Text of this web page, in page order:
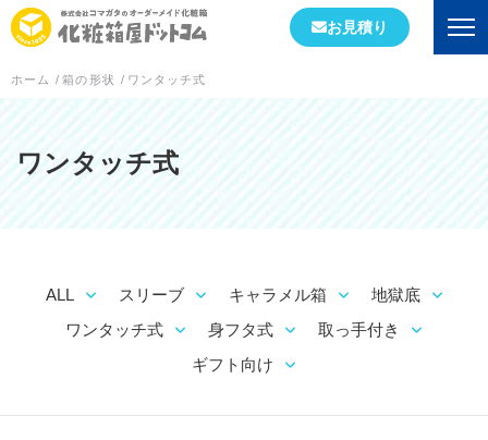
会社情報
初めての方へ
会社概要
工場案内
お見積り
ホーム / 箱の形状 / ワンタッチ式
ワンタッチ式
ALL スリーブ キャラメル箱
地獄底
ワンタッチ式
身フタ式
取っ手付き
ギフト向け